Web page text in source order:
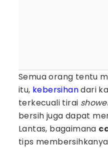
Semua orang tentu
itu, kebersihandari
terkecuali tirai
bersih juga dapat
Lantas, bagaimana
tips